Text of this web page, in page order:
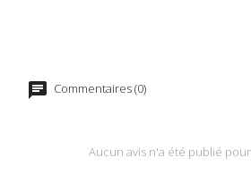
Commentaires (0)
Aucun avis n'a été publié